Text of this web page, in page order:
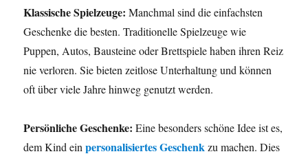
Klassische Spielzeuge: Manchmal sind die einfachsten
Geschenke die besten. Traditionelle Spielzeuge wie
Puppen, Autos, Bausteine oder Brettspiele haben ihren Reiz
nie verloren. Sie bieten zeitlose Unterhaltung und können
oft über viele Jahre hinweg genutzt werden.
Persönliche Geschenke: Eine besonders schöne Idee ist es,
dem Kind einpersonalisiertes Geschenkzu machen. Dies